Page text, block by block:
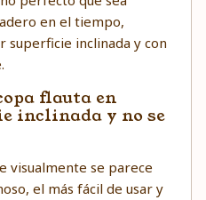
en el tiempo,
superficie inclinada y con
flauta en
inclinada y no se
visualmente se parece
el más fácil de usar y